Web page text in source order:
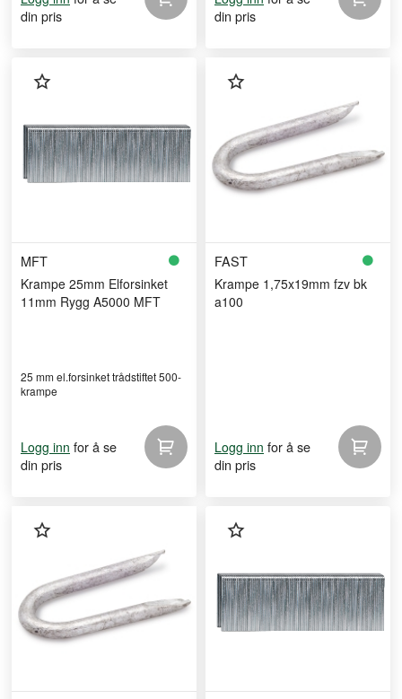
din pris
din pris
MFT
Krampe 25mm Elforsinket
11mm Rygg A5000 MFT
25 mm el.forsinket trådstiftet 500-
krampe
Logg inn for å se
din pris
FAST
Krampe 1,75x19mm fzv bk
a100
Logg inn for å se
din pris